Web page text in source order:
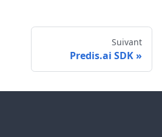
Suivant
Predis.ai SDK